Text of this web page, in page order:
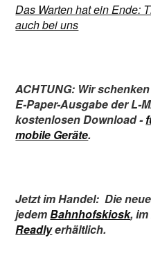
Das Warten hat ein Ende:
auch bei uns
ACHTUNG: Wir
E-Paper-Ausgabe der L-
kostenlosen Download -
mobile Geräte.
Jetzt im Handel: Die
jedemBahnhofskiosk,im
Readlyerhältlich.